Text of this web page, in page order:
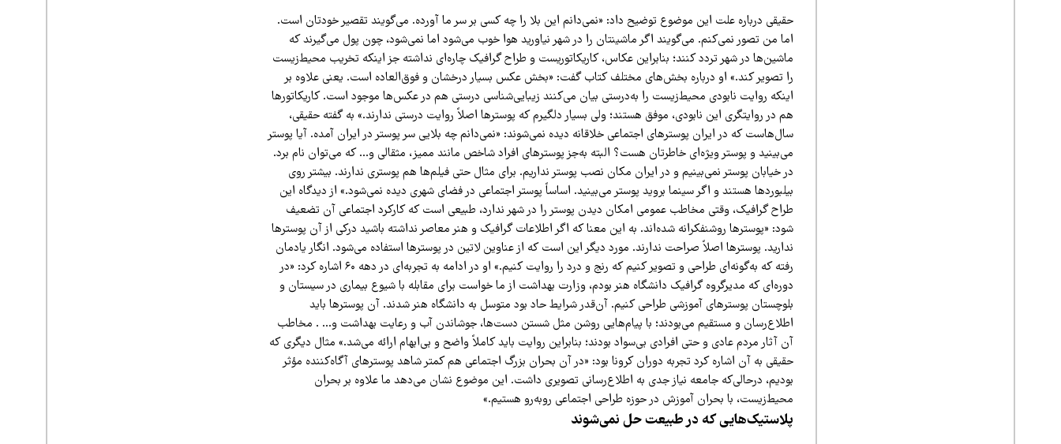
حقیقی درباره علت این موضوع توضیح داد: «نمی‌دانم این بلا را چه کسی بر سر ما آورده. می‌گویند تقصیر خودتان است.
اما من تصور نمی‌کنم. می‌گویند اگر ماشینتان را در شهر نیاورید هوا خوب می‌شود اما نمی‌شود، چون پول می‌گیرند که
ماشین‌ها در شهر تردد کنند؛ بنابراین عکاس، کاریکاتوریست و طراح گرافیک چاره‌ای نداشته جز اینکه تخریب محیط‌زیست
را تصویر کند.» او درباره بخش‌های مختلف کتاب گفت: «بخش عکس بسیار درخشان و فوق‌العاده است. یعنی علاوه بر
اینکه روایت نابودی محیط‌زیست را به‌درستی بیان می‌کنند زیبایی‌شناسی درستی هم در عکس‌ها موجود است. کاریکاتورها
هم در روایتگری این نابودی، موفق هستند؛ ولی بسیار دلگیرم که پوسترها اصلاً روایت درستی ندارند.» به گفته حقیقی،
سال‌هاست که در ایران پوسترهای اجتماعی خلاقانه دیده نمی‌شوند: «نمی‌دانم چه بلایی سر پوستر در ایران آمده. آیا پوستر
می‌بینید و پوستر ویژه‌ای خاطرتان هست؟ البته به‌جز پوسترهای افراد شاخص مانند ممیز، مثقالی و… که می‌توان نام برد.
در خیابان پوستر نمی‌بینیم و در ایران مکان نصب پوستر نداریم. برای مثال حتی فیلم‌ها هم پوستری ندارند. بیشتر روی
بیلبوردها هستند و اگر سینما بروید پوستر می‌بینید. اساساً پوستر اجتماعی در فضای شهری دیده نمی‌شود.» از دیدگاه این
طراح گرافیک، وقتی مخاطب عمومی امکان دیدن پوستر را در شهر ندارد، طبیعی است که کارکرد اجتماعی آن تضعیف
شود: «پوسترها روشنفکرانه شده‌اند. به این معنا که اگر اطلاعات گرافیک و هنر معاصر نداشته باشید درکی از آن پوسترها
ندارید. پوسترها اصلاً صراحت ندارند. مورد دیگر این است که از عناوین لاتین در پوسترها استفاده می‌شود. انگار یادمان
رفته که به‌گونه‌ای طراحی و تصویر کنیم که رنج و درد را روایت کنیم.» او در ادامه به تجربه‌ای در دهه ۶۰ اشاره کرد: «در
دوره‌ای که مدیرگروه گرافیک دانشگاه هنر بودم، وزارت بهداشت از ما خواست برای مقابله با شیوع بیماری در سیستان و
بلوچستان پوسترهای آموزشی طراحی کنیم. آن‌قدر شرایط حاد بود متوسل به دانشگاه هنر شدند. آن پوسترها باید
اطلاع‌رسان و مستقیم می‌بودند؛ با پیام‌هایی روشن مثل شستن دست‌ها، جوشاندن آب و رعایت بهداشت و… . مخاطب
آن آثار مردم عادی و حتی افرادی بی‌سواد بودند؛ بنابراین روایت باید کاملاً واضح و بی‌ابهام ارائه می‌شد.» مثال دیگری که
حقیقی به آن اشاره کرد تجربه دوران کرونا بود: «در آن بحران بزرگ اجتماعی هم کمتر شاهد پوسترهای آگاه‌کننده مؤثر
بودیم، درحالی‌که جامعه نیاز جدی به اطلاع‌رسانی تصویری داشت. این موضوع نشان می‌دهد ما علاوه بر بحران
محیط‌زیست، با بحران آموزش در حوزه طراحی اجتماعی روبه‌رو هستیم.»
پلاستیک‌هایی که در طبیعت حل نمی‌شوند